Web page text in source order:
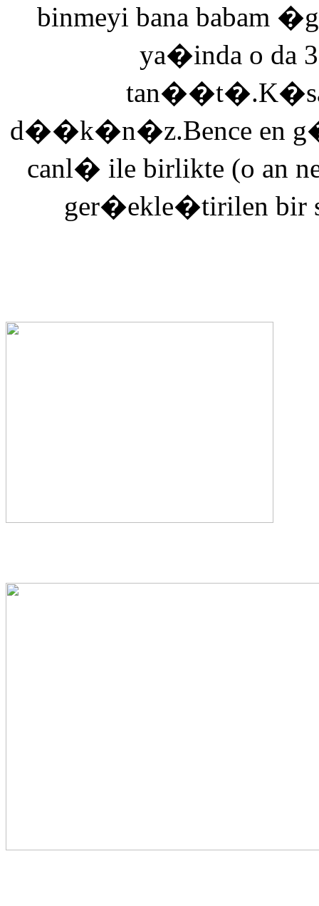
binmeyi bana babam
ya�inda o da
d��k�n�z.Bence en
canl� ile birlikte (o an
ger�ekle�tirilen bir